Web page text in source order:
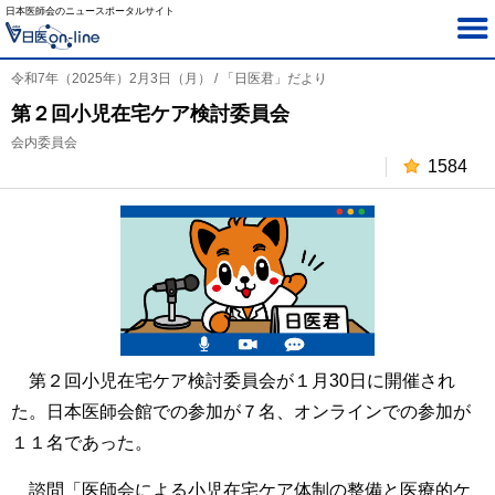
日本医師会のニュースポータルサイト
令和7年（2025年）2月3日（月） / 「日医君」だより
第２回小児在宅ケア検討委員会
会内委員会
1584
第２回小児在宅ケア検討委員会が１月30日に開催され
た。日本医師会館での参加が７名、オンラインでの参加が
１１名であった。
諮問「医師会による小児在宅ケア体制の整備と医療的ケ